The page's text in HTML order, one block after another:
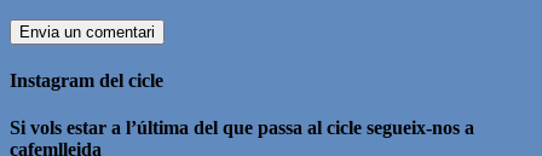
Instagram del cicle
Si vols estar a l’última del que passa al cicle segueix-nos a
cafemlleida